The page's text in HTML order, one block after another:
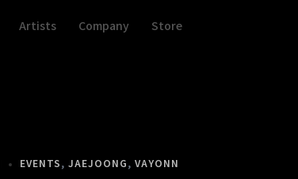
Artists Company Store
EVENTS, JAEJOONG, VAYONN